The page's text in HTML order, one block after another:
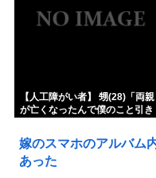
【人工障がい者】 甥(28)「両親
が亡くなったんで僕のこと引き
んでいい年したヒキニートを引
き取らなきゃいけないんだ...
嫁のスマホのアルバム
あった